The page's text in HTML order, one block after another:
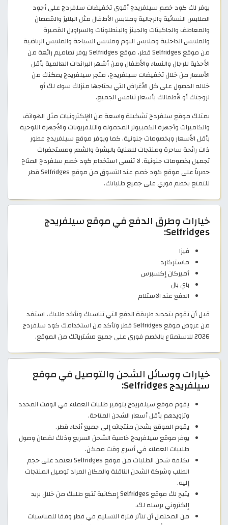
يوفر لك كود خصم سيلفريدج أقوى تخفيضات سلفردج على أجود
الملابس النسائية والرجالية وملابس الأطفال مثل البلايز والقمصان
والمعاطف والجاكيتات والجينز والبنطلونات والسراويل القصيرة
والملابس الداخلية وملابس النوم وملابس السباحة والملابس الرياضية
من موقع Selfridges قطر، موقع Selfridges يوفر تصاميم رائعة من
الأحذية للرجال والنساء والأطفال ومن أشهر البراندات العالمية بأقل
الأسعار من خلال تخفيضات سيلفريدج، متجر سيلفريدج يمكنك من
خلاله الحصول على كل الأغراض التي يحتاجها منزلك سواء لك أو
لزوجتك أو لأطفالك بأسعار تنافس الجميع.
يمتلك موقع سلفردج تشكيلة واسعة من الإلكترونيات مثل الهواتف
والكاميرات وأجهزة الكمبيوتر المحمولة والتلفزيونات والأجهزة اللوحية
بأقل الأسعار وبخصومات جنونية. كما ويوفر موقع سيلفريدج عطور
ذات رائحة ساحرة ومنتجات للعناية بالبشرة والشعر ومستحضرات
تجميل بخصومات جنونية. لا تنسى استخدام كود خصم سلفردج المتاح
حصرياً على موقع كود خصم عند التسوق من موقع Selfridges قطر
للتمتع بخصم فوري على جميع طلباتك. ​
خيارات وطرق الدفع في موقع سيلفريدج
Selfridges:
فيزا
ماستركارد
أميركان إكسبرس
باي بال
الدفع عند الاستلام
قبل أن تقوم بتحديد طريقة الدفع التي تناسبك وتأكد طلبك، استفد
من عروض موقع Selfridges قطر وتأكد من استخدامك كود سلفردج
2026 للاستمتاع بالخصم فوري على جميع مشترياتك من الموقع.
خيارات ووسائل الشحن والتوصيل في موقع
سيلفريدج Selfridges:
يقوم موقع سيلفريدج بتوفير طلبات العملاء في الوقت المحدد
وتزويدهم بأقل أسعار الشحن المتاحة.
يقوم الموقع بشحن منتجاته إلى جميع أنحاء قطر.
يوفر موقع سيلفريدج خاصية الشحن السريع وذلك لضمان وصول
طلبيات العملاء في أسرع وقت ممكن.
تكلفة شحن الطلبات من موقع Selfridges تعتمد على حجم
الطلب وشركة الشحن الناقلة والمكان المراد توصيل المنتجات
إليه.
يتيح لك موقع Selfridges إمكانية تتبع طلبك من خلال بريد
إلكتروني يرسله لك.
من المحتمل أن تتأثر فترة التسليم في قطر وفقا للمناسبات